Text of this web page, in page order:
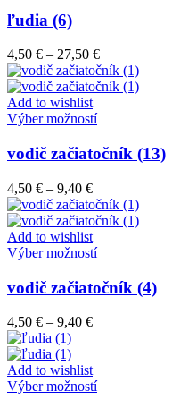
variantov.
Možnosti
si
môžete
vybrať
na
stránke
produktu.
ľudia (6)
4,50 € – 27,50 €Price
range:
4,50 €
Add to wishlist
Výber možnostíTento
má
Možnosti
si
môžete
vybrať
na
stránke
produktu.
vodič začiatočník (13)
4,50 € – 9,40 €Price
range:
4,50 €
through
9,40 €
Add to wishlist
Výber možnostíTento
má
viacero
vybrať
na
vodič začiatočník (4)
4,50 € – 9,40 €Price
through
9,40 €
Add to wishlist
Výber možnostíTento